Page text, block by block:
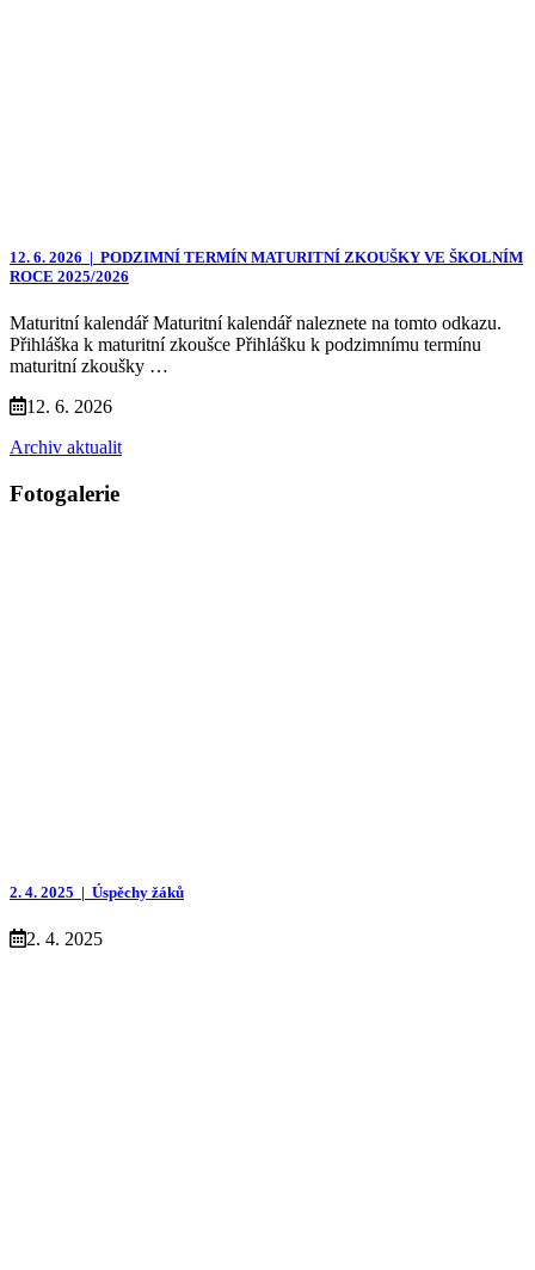
12. 6. 2026 | PODZIMNÍ TERMÍN MATURITNÍ ZKOUŠKY VE ŠKOLNÍM
ROCE 2025/2026
Maturitní kalendář Maturitní kalendář naleznete na tomto odkazu.
Přihláška k maturitní zkoušce Přihlášku k podzimnímu termínu
maturitní zkoušky …
12. 6. 2026
Archiv aktualit
Fotogalerie
2. 4. 2025 | Úspěchy žáků
2. 4. 2025